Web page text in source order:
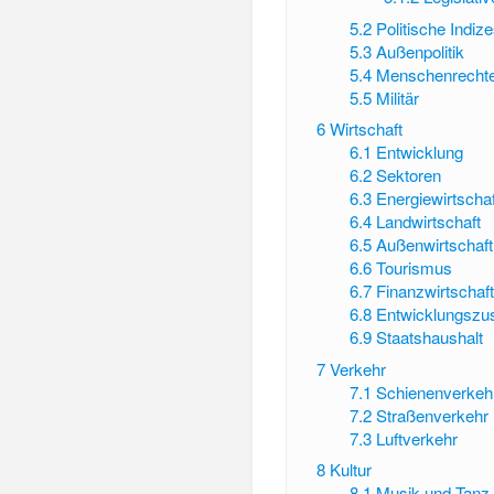
5.2 Politische
5.3 Außenpolitik
5.4
5.5 Militär
6Wirtschaft
6.1 Entwicklung
6.2 Sektoren
6.3
6.4 Landwirtschaft
6.5 Außenwirtschaft
6.6 Tourismus
6.7 Finanzwirtschaft
6.8
6.9 Staatshaushalt
7Verkehr
7.1
7.2 Straßenverkehr
7.3 Luftverkehr
8 Kultur